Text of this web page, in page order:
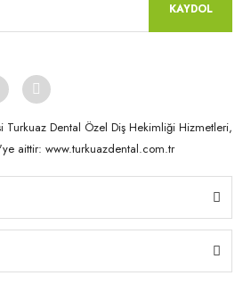
- (1 Kutu = 4 Takım) NW0.5
KAYDOL
Turkuaz Dental Özel Diş Hekimliği Hizmetleri,
aittir: www.turkuazdental.com.tr